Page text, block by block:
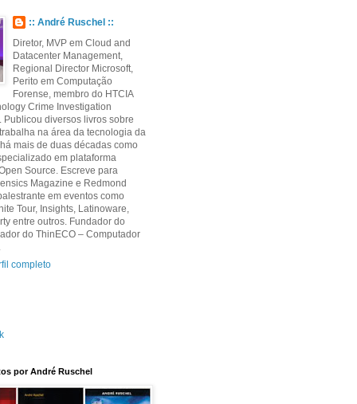
:: André Ruschel ::
Diretor, MVP em Cloud and
Datacenter Management,
Regional Director Microsoft,
Perito em Computação
Forense, membro do HTCIA
Crime Investigation
Publicou diversos livros sobre
na área da tecnologia da
mais de duas décadas como
em plataforma
Source. Escreve para
Magazine e Redmond
em eventos como
Tour, Insights, Latinoware,
entre outros. Fundador do
do ThinECO – Computador
completo
por André Ruschel